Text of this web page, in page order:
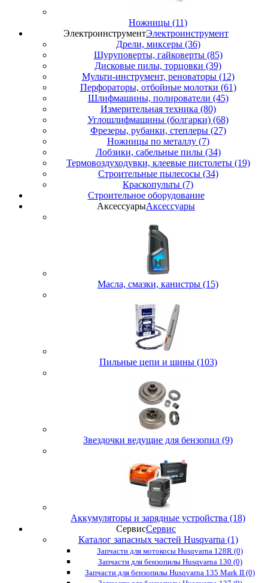
Ножницы (11)
ЭлектроинструментЭлектроинструмент
Дрели, миксеры (36)
Шуруповерты, гайковерты (85)
Дисковые пилы, торцовки (39)
Мульти-инструмент, реноваторы (12)
Перфораторы, отбойные молотки (61)
Шлифмашины, полирователи (45)
Измерительная техника (80)
Углошлифмашины (болгарки) (68)
Фрезеры, рубанки, степлеры (27)
Ножницы по металлу (7)
Лобзики, сабельные пилы (34)
Термовоздуходувки, клеевые пистолеты (19)
Строительные пылесосы (34)
Краскопульты (7)
Строительное оборудование
АксессуарыАксессуары
Масла, смазки, канистры (15)
Пильные цепи и шины (103)
Звездочки ведущие для бензопил (9)
Аккумуляторы и зарядные устройства (18)
СервисСервис
Каталог запасных частей Husqvarna (1)
Запчасти для мотокосы Husqvarna 128R (0)
Запчасти для бензопилы Husqvarna 130 (0)
Запчасти для бензопилы Husqvarna 135 Mark II (0)